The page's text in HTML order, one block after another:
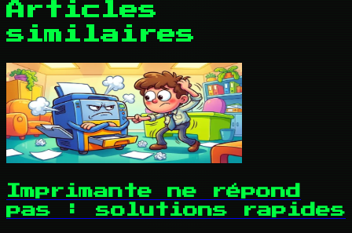
Articles
similaires
Imprimante ne répond
pas : solutions rapides